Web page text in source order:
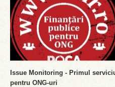
Issue Monitoring - Primul
pentru ONG-uri